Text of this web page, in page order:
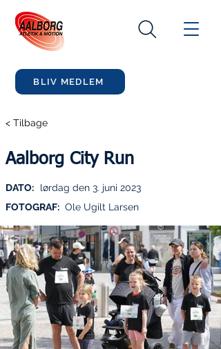
BLIV MEDLEM
< Tilbage
Aalborg City Run
DATO:
lørdag den 3. juni 2023
FOTOGRAF: Ole Ugilt Larsen